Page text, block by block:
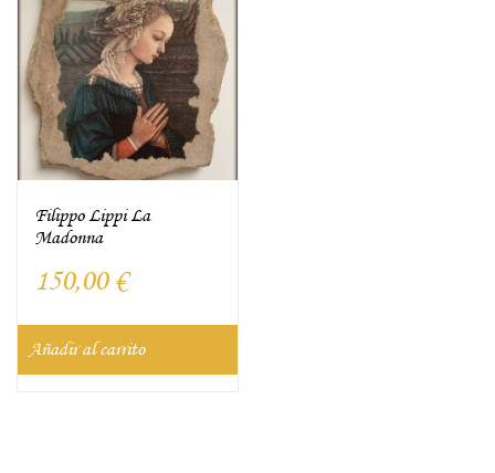
Filippo Lippi La
Madonna
150,00 €
Añadir al carrito